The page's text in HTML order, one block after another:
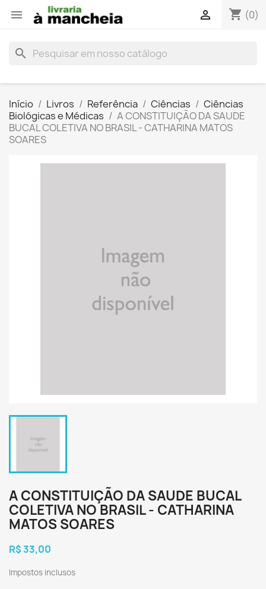
 shopping_cart (0)

search
Início Livros Referência Ciências
Ciências
Biológicas e Médicas
A CONSTITUIÇÃO DA SAUDE
BUCAL COLETIVA NO BRASIL - CATHARINA MATOS
SOARES
A CONSTITUIÇÃO DA SAUDE BUCAL
COLETIVA NO BRASIL - CATHARINA
MATOS SOARES
R$ 33,00
Impostos inclusos